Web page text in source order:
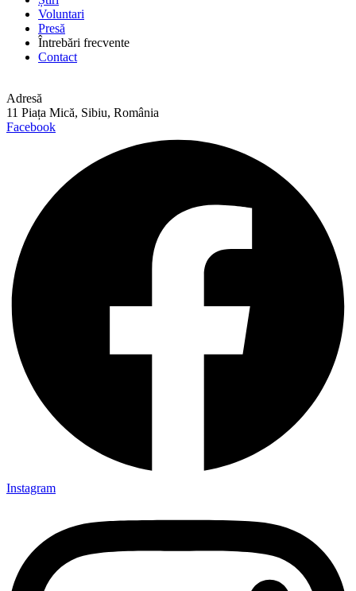
Voluntari
Presă
Întrebări frecvente
Contact
Adresă
11 Piața Mică, Sibiu, România
Facebook
Instagram